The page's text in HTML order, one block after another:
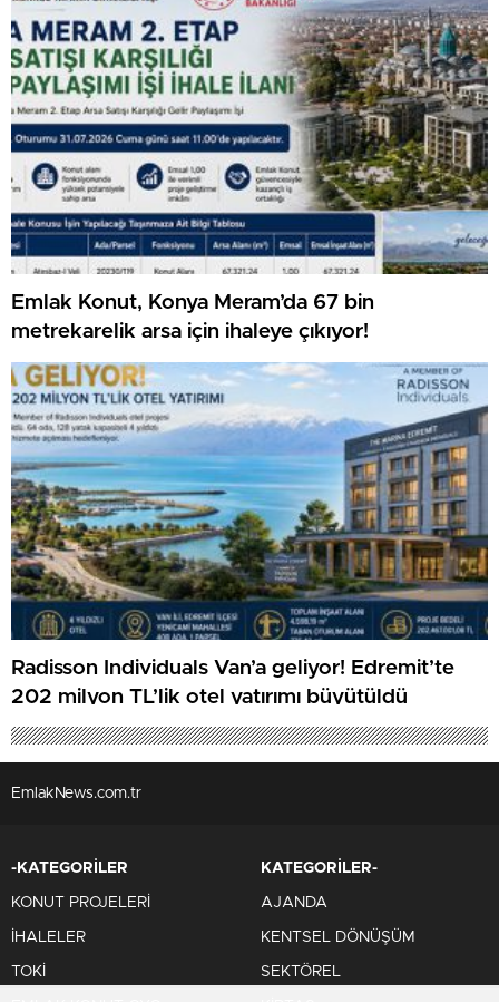
Emlak Konut, Konya Meram’da 67 bin
metrekarelik arsa için ihaleye çıkıyor!
Radisson Individuals Van’a geliyor! Edremit’te
202 milyon TL’lik otel yatırımı büyütüldü
EmlakNews.com.tr
-KATEGORİLER
KONUT PROJELERİ
İHALELER
TOKİ
KATEGORİLER-
AJANDA
KENTSEL DÖNÜŞÜM
SEKTÖREL